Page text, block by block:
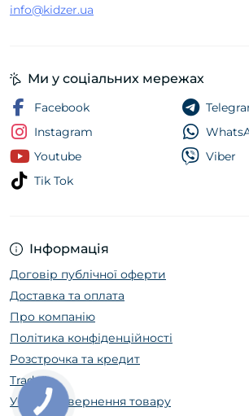
info@kidzer.ua
Інформація
Договір публічної оферти
Доставка та оплата
Про компанію
Політика конфіденційності
Розстрочка та кредит
Trade In
Умови повернення товару
Ми у соціальних мережах
Facebook
Instagram
Youtube
Tik Tok
Viber